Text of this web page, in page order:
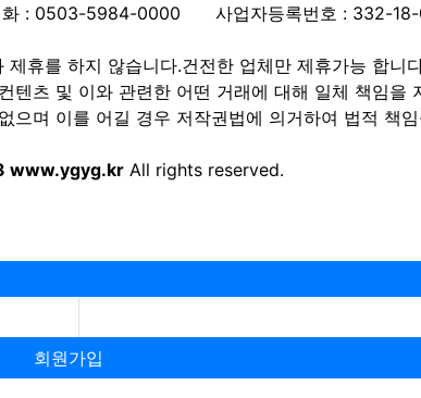
화 : 0503-5984-0000 사업자등록번호 : 332-
휴를 하지 않습니다.건전한 업체만 제휴가능 합니
텐츠 및 이와 관련한 어떤 거래에 대해 일체 책임을
으며 이를 어길 경우 저작권법에 의거하여 법적 책
www.ygyg.kr All rights reserved.
회원가입